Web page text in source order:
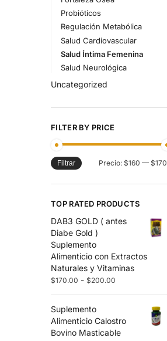
Probióticos
Regulación Metabólica
Salud Cardiovascular
Salud Íntima Femenina
Salud Neurológica
Uncategorized
FILTER BY PRICE
Filtrar Precio: $160 — $170
TOP RATED PRODUCTS
DAB3 GOLD ( antes
Diabe Gold )
Suplemento
Alimenticio con Extractos
Naturales y Vitaminas
$170.00 - $200.00
Suplemento
Alimenticio Calostro
Bovino Masticable